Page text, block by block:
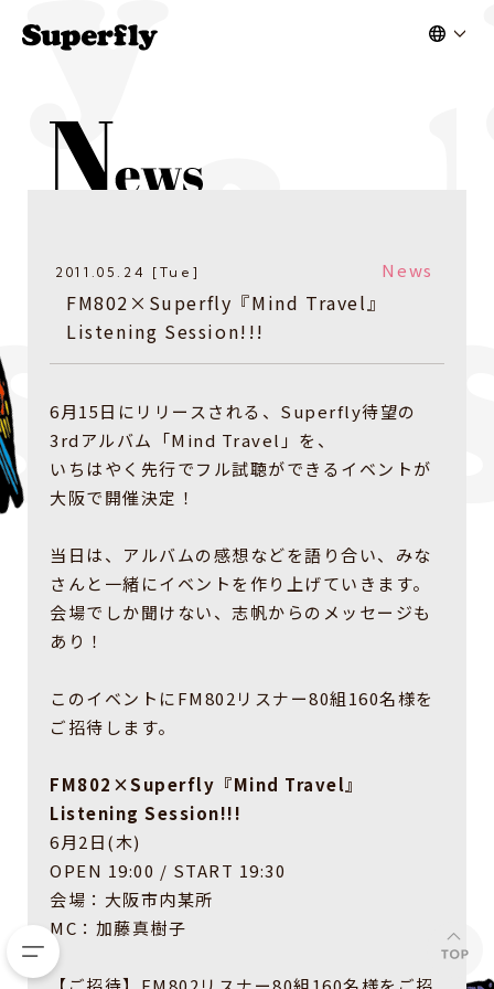
2011.05.24 [Tue] News
FM802×Superfly『Mind Travel』
Listening Session!!!
6月15日にリリースされる、Superfly待望の
3rdアルバム「Mind Travel」を、
いちはやく先行でフル試聴ができるイベントが
大阪で開催決定！
当日は、アルバムの感想などを語り合い、みな
さんと一緒にイベントを作り上げていきます。
会場でしか聞けない、志帆からのメッセージも
あり！
このイベントにFM802リスナー80組160名様を
ご招待します。
FM802×Superfly『Mind Travel』
Listening Session!!!
6月2日(木)
OPEN 19:00 / START 19:30
会場：大阪市内某所
MC：加藤真樹子